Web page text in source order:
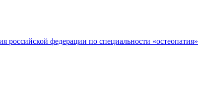
российской федерации по специальности «остеопатия»